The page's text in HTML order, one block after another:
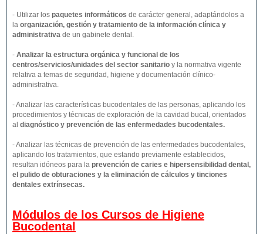
- Utilizar los paquetes informáticos de carácter general, adaptándolos a
la organización, gestión y tratamiento de la información clínica y
administrativa de un gabinete dental.
- Analizar la estructura orgánica y funcional de los
centros/servicios/unidades del sector sanitario y la normativa vigente
relativa a temas de seguridad, higiene y documentación clínico-
administrativa.
- Analizar las características bucodentales de las personas, aplicando los
procedimientos y técnicas de exploración de la cavidad bucal, orientados
al diagnóstico y prevención de las enfermedades bucodentales.
- Analizar las técnicas de prevención de las enfermedades bucodentales,
aplicando los tratamientos, que estando previamente establecidos,
resultan idóneos para la prevención de caries e hipersensibilidad dental,
el pulido de obturaciones y la eliminación de cálculos y tinciones
dentales extrínsecas.
Módulos de los Cursos de Higiene
Bucodental